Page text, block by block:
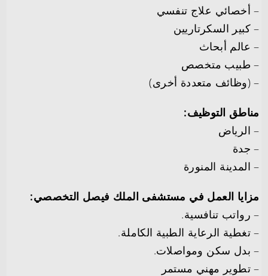
– أخصائي علاج تنفسي
– كبير السكرتاريين
– عالم أبحاث
– طبيب متخصص
– (وظائف متعددة أخرى)
مناطق التوظيف:
– الرياض
– جدة
– المدينة المنورة
مزايا العمل في مستشفى الملك فيصل التخصصي:
– رواتب تنافسية.
– تغطية الرعاية الطبية الكاملة.
– بدل سكن ومواصلات.
– تطوير مهني مستمر